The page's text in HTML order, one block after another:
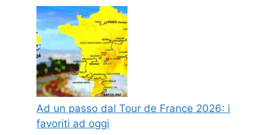
Ad un passo dal Tour de France 2026: i
favoriti ad oggi